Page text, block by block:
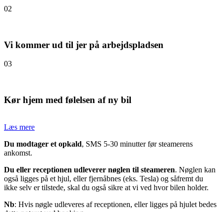
02
Vi kommer ud til jer på arbejdspladsen
03
Kør hjem med følelsen af ny bil
Læs mere
Du modtager et opkald, SMS 5-30 minutter før steamerens
ankomst.
Du eller receptionen udleverer nøglen til steameren. Nøglen kan
også ligges på et hjul, eller fjernåbnes (eks. Tesla) og såfremt du
ikke selv er tilstede, skal du også sikre at vi ved hvor bilen holder.
Nb: Hvis nøgle udleveres af receptionen, eller ligges på hjulet bedes